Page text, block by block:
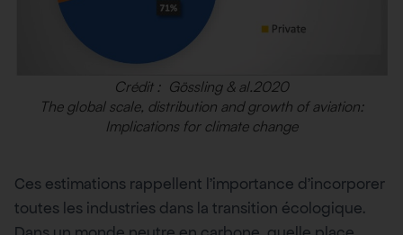
Crédit : Gössling & al.2020
The global scale, distribution and growth of aviation:
Implications for climate change
Ces estimations rappellent l’importance d’incorporer
toutes les industries dans la transition écologique.